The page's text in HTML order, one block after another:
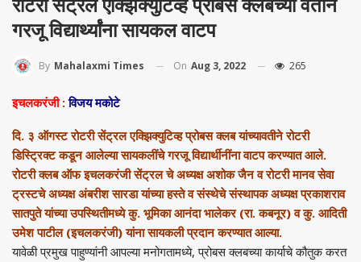
रोटरी सेंट्रल एक्झिक्युटिव्ह प्रोबस क्लबच्या वतीने
गरजू विद्यार्थ्यांना सायकल वाटप
By Mahalaxmi Times On Aug 3, 2022 265
इचलकरंजी:विजय मकोटे
दि. ३ ऑगस्ट रोटरी सेंट्रल एक्झिक्युटिव्ह प्रोबस क्लब यांच्यावतीने रोटरी
डिस्ट्रिक्ट कडून आलेल्या सायकलींचे गरजू विद्यार्थीनींना वाटप करण्यात आले.
रोटरी क्लब ऑफ इचलकरंजी सेंट्रल चे अध्यक्ष अशोक जैन व रोटरी मानव सेवा
ट्रस्टचे अध्यक्ष अंबरीश सारडा यांच्या हस्ते व संस्थेचे संस्थापक अध्यक्ष प्रकाशराव
सातपुते यांच्या उपस्थितीमध्ये कु. भूमिका आनंदा भालेकर (रा. कबनूर) व कु. आदिती
उमेश पाटील (इचलकरंजी) यांना सायकली प्रदान करण्यात आल्या.
यावेळी प्रमुख पाहुण्यांनी आपल्या मनोगतामध्ये, प्रोबस क्लबच्या कार्याचे कौतुक करत